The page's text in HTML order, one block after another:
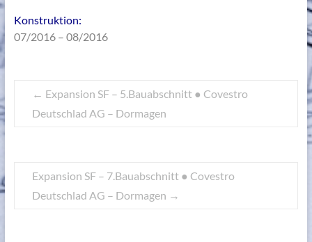
Konstruktion:
07/2016 – 08/2016
← Expansion SF – 5.Bauabschnitt ● Covestro
Deutschlad AG – Dormagen
Expansion SF – 7.Bauabschnitt ● Covestro
Deutschlad AG – Dormagen →